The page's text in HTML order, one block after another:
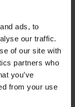
ads, to
our traffic.
of our site with
partners who
you’ve
from your use
hoge taille
3+1 GRATIS